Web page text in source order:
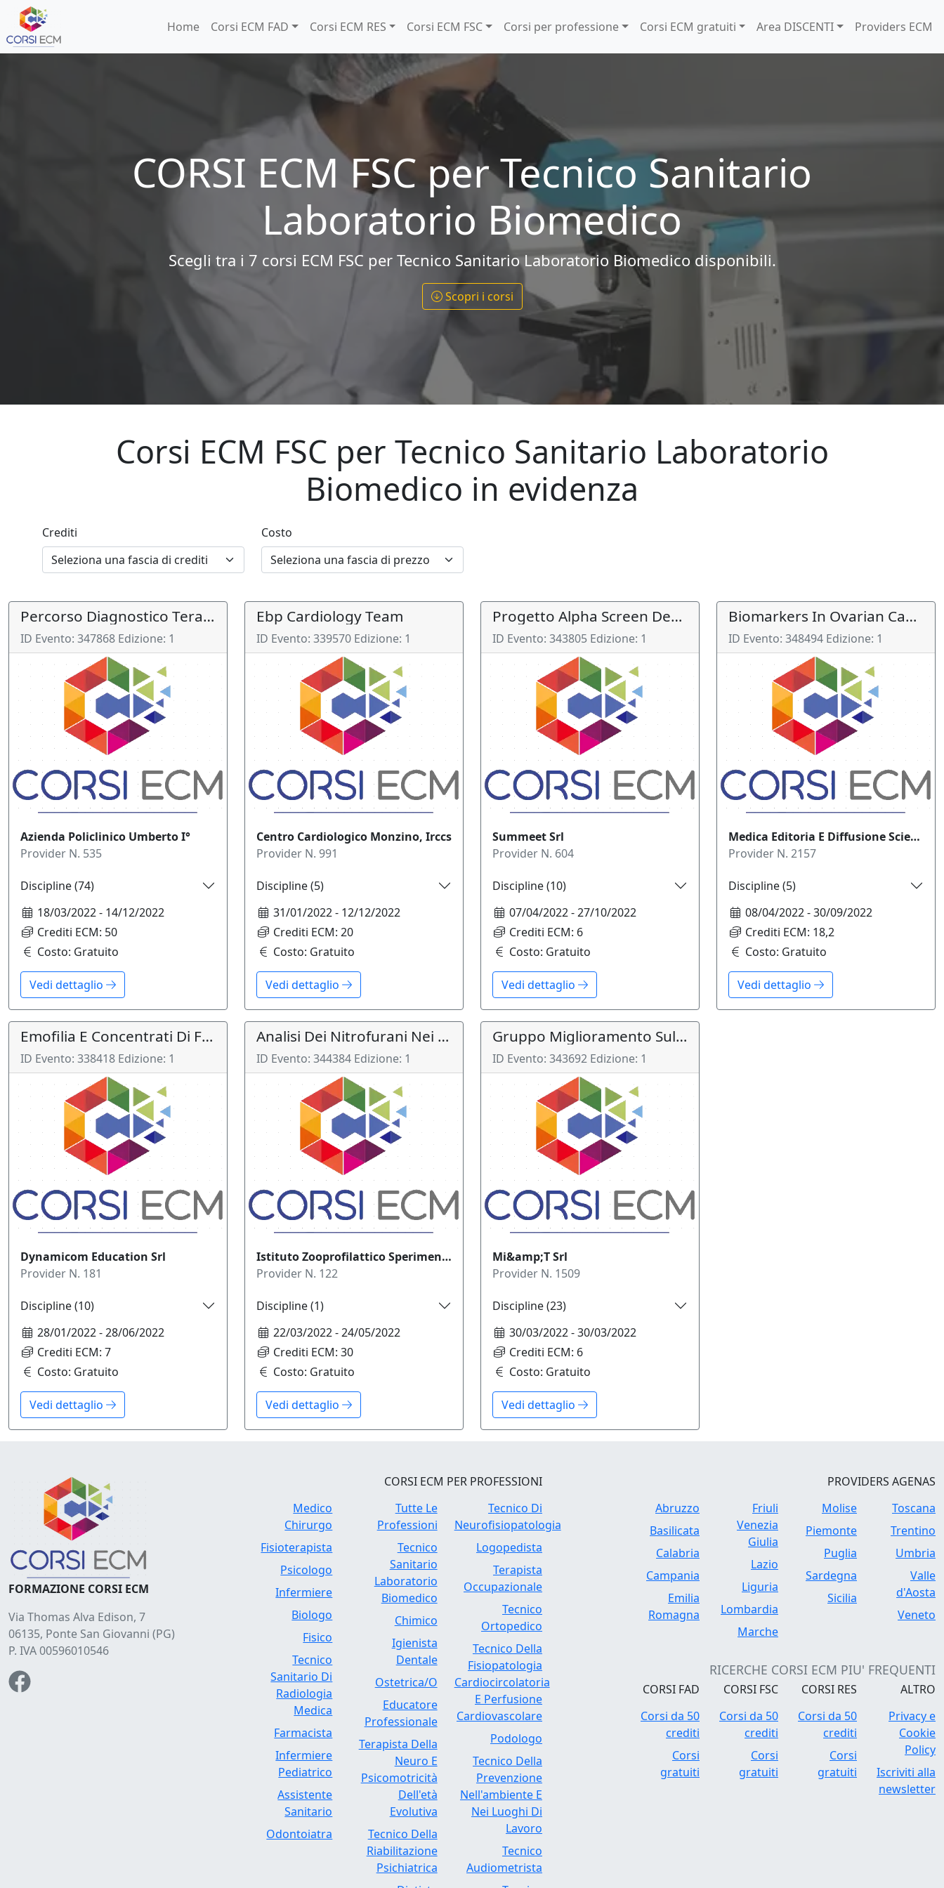
Home Corsi ECM FAD Corsi ECM RES Corsi ECM FSC Corsi per professione Corsi ECM gratuiti Area DISCENTI Providers ECM
CORSI ECM FSC perTecnico Sanitario
Laboratorio Biomedico
Scegli tra i 7 corsi ECM FSC per Tecnico Sanitario Laboratorio Biomedico disponibili.
Scopri i corsi
Corsi ECM FSC per Tecnico Sanitario Laboratorio
Biomedico in evidenza
Crediti Costo
Percorso Diagnostico Terapeutico Assistenziale (Pdta) Per La Gestione Della Diverticolite Acuta Non Complicata
ID Evento: 347868 Edizione: 1
Azienda Policlinico Umberto I°
Provider N. 535
Discipline (74)
18/03/2022- 14/12/2022
Crediti ECM: 50
Costo: Gratuito
Vedi dettaglio
Ebp Cardiology Team
ID Evento: 339570 Edizione: 1
Centro Cardiologico Monzino, Irccs
Provider N. 991
Discipline (5)
31/01/2022- 12/12/2022
Crediti ECM: 20
Costo: Gratuito
Vedi dettaglio
Progetto Alpha Screen Deficit Di Alfa1 Antitripsina Una Malattia Raramente Diagnosticata: Best Practice A Confronto
ID Evento: 343805 Edizione: 1
Summeet Srl
Provider N. 604
Discipline (10)
07/04/2022-27/10/2022
Crediti ECM: 6
Costo: Gratuito
Vedi dettaglio
Biomarkers In Ovarian Cancer
ID Evento: 348494 Edizione: 1
Medica Editoria E Diffusione Scientifica Srl
Provider N. 2157
Discipline (5)
08/04/2022-30/09/2022
Crediti ECM: 18,2
Costo: Gratuito
Vedi dettaglio
Emofilia E Concentrati Di Fattore Viii Ad Emivita Prolungata: Un Anno Dopo
ID Evento: 338418 Edizione: 1
Dynamicom Education Srl
Provider N. 181
Discipline (10)
28/01/2022-28/06/2022
Crediti ECM: 7
Costo: Gratuito
Vedi dettaglio
Analisi Dei Nitrofurani Nei Mangimi E Acque Di Abbeverata: Passaggio Da Tecniche Analitiche Semplici A Strumentazioni Complesse
ID Evento: 344384 Edizione: 1
Istituto Zooprofilattico Sperimentale Lombardia - Emilia Romagna
Provider N. 122
Discipline (1)
22/03/2022-24/05/2022
Crediti ECM: 30
Costo: Gratuito
Vedi dettaglio
Gruppo Miglioramento Sul Percorso Diagnostico Terapeutico Assistenziale - Gruppo Oncologico Multidisciplinare Urologico Presidi Pistoia E Pescia
ID Evento: 343692 Edizione: 1
Mi&amp;T Srl
Provider N. 1509
Discipline (23)
30/03/2022-30/03/2022
Crediti ECM: 6
Costo: Gratuito
Vedi dettaglio
FORMAZIONE CORSI ECM
Via Thomas Alva Edison, 7
06135, Ponte San Giovanni (PG)
P. IVA 00596010546
CORSI ECM PER PROFESSIONI
Medico
Chirurgo
Fisioterapista
Psicologo
Infermiere
Biologo
Fisico
Tecnico
Sanitario Di
Radiologia
Medica
Farmacista
Infermiere
Pediatrico
Assistente
Sanitario
Odontoiatra
Tutte Le
Professioni
Tecnico
Sanitario
Laboratorio
Biomedico
Chimico
Igienista
Dentale
Ostetrica/O
Educatore
Professionale
Terapista Della
Neuro E
Psicomotricità
Dell'età
Evolutiva
Tecnico Della
Riabilitazione
Psichiatrica
Tecnico Di
Neurofisiopatologia
Logopedista
Terapista
Occupazionale
Tecnico
Ortopedico
Tecnico Della
Fisiopatologia
Cardiocircolatoria
E Perfusione
Cardiovascolare
Podologo
Tecnico Della
Prevenzione
Nell'ambiente E
Nei Luoghi Di
Lavoro
Tecnico
Audiometrista
PROVIDERS AGENAS
Abruzzo
Basilicata
Calabria
Campania
Emilia
Romagna
Friuli
Venezia
Giulia
Lazio
Liguria
Lombardia
Marche
Molise
Piemonte
Puglia
Sardegna
Sicilia
Toscana
Trentino
Umbria
Valle
d'Aosta
Veneto
RICERCHE CORSI ECM PIU' FREQUENTI
CORSI FAD
Corsi da 50
crediti
Corsi
gratuiti
CORSI FSC
Corsi da 50
crediti
Corsi
gratuiti
CORSI RES
Corsi da 50
crediti
Corsi
gratuiti
ALTRO
Privacy e
Cookie
Policy
Iscriviti alla
newsletter